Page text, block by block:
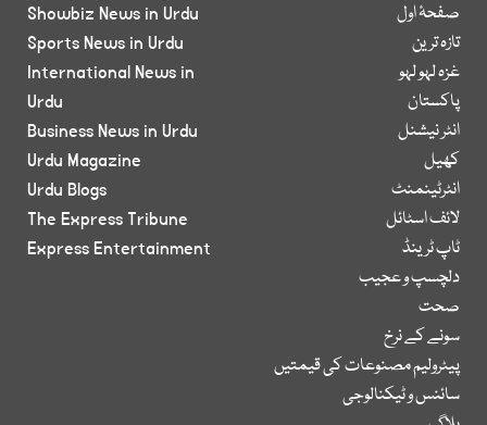
صفحۂ اول
تازہ ترین
غزہ لہو لہو
پاکستان
انٹر نیشنل
کھیل
انٹرٹینمنٹ
لائف اسٹائل
ٹاپ ٹرینڈ
دلچسپ و عجیب
صحت
سونے کے نرخ
پیٹرولیم مصنوعات کی قیمتیں
سائنس و ٹیکنالوجی
Showbiz News in Urdu
Sports News in Urdu
International News in
Urdu
Business News in Urdu
Urdu Magazine
Urdu Blogs
The Express Tribune
Express Entertainment